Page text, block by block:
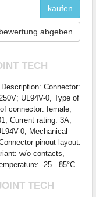
kaufen
abgeben
TECH
Connector:
UL94V-0, Type of
connector: female,
Current rating: 3A,
0, Mechanical
pinout layout:
w/o contacts,
-25...85°C.
TECH